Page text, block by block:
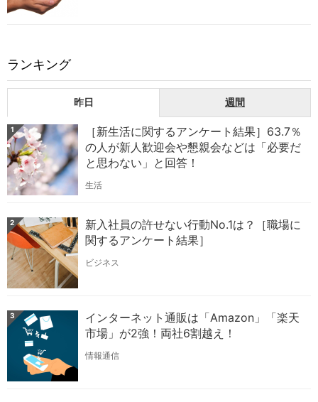
ランキング
昨日 週間
1
［新生活に関するアンケート結果］63.7％
の人が新人歓迎会や懇親会などは「必要だ
と思わない」と回答！
生活
2
新入社員の許せない行動No.1は？［職場に
関するアンケート結果］
ビジネス
3
インターネット通販は「Amazon」「楽天
市場」が2強！両社6割越え！
情報通信